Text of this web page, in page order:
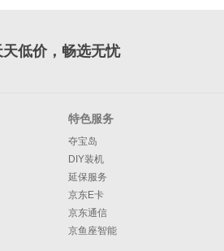
天低价，畅选无忧
特色服务
夺宝岛
DIY装机
延保服务
京东E卡
京东通信
京鱼座智能